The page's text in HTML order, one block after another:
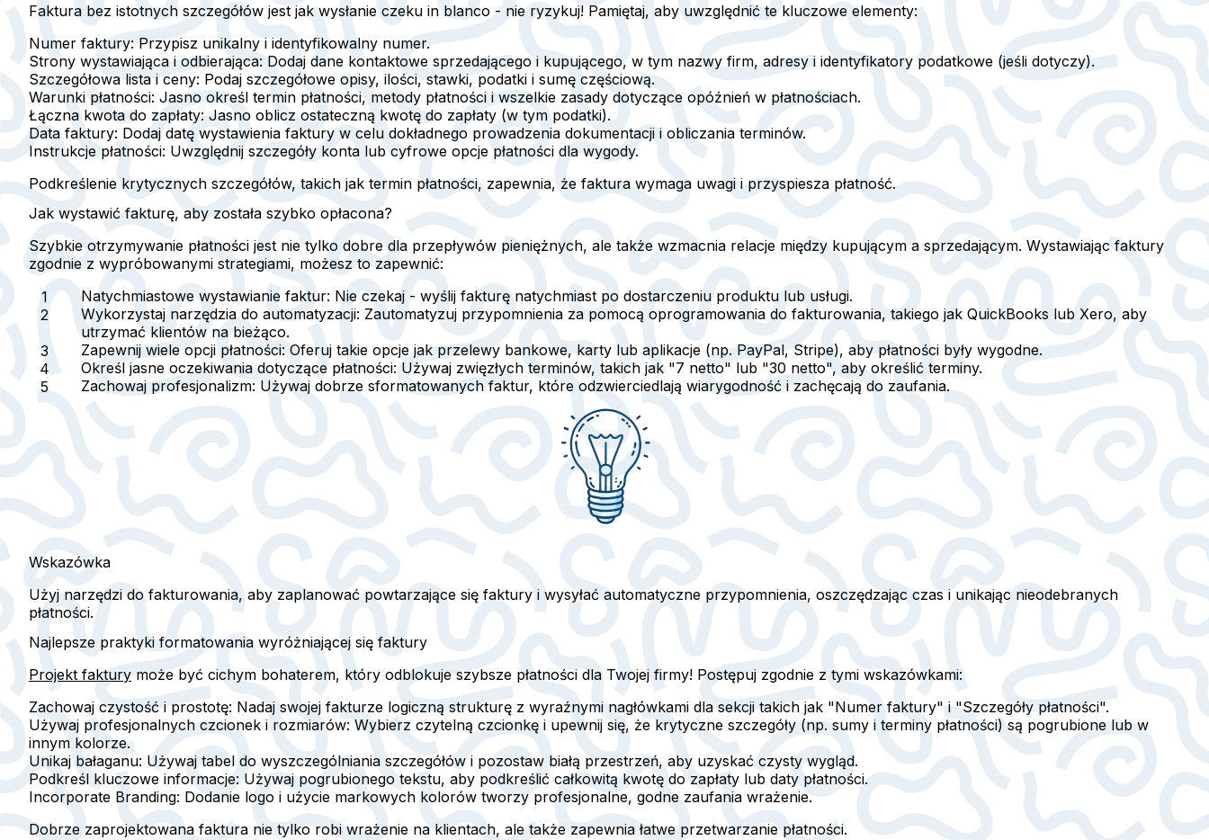
Faktura bez istotnych szczegółów jest jak wysłanie czeku in blanco - nie ryzykuj! Pamiętaj, aby uwzględnić te kluczowe elementy:
Numer faktury: Przypisz unikalny i identyfikowalny numer.
Strony wystawiająca i odbierająca: Dodaj dane kontaktowe sprzedającego i kupującego, w tym nazwy firm, adresy i identyfikatory podatkowe (jeśli dotyczy).
Szczegółowa lista i ceny: Podaj szczegółowe opisy, ilości, stawki, podatki i sumę częściową.
Warunki płatności: Jasno określ termin płatności, metody płatności i wszelkie zasady dotyczące opóźnień w płatnościach.
Łączna kwota do zapłaty: Jasno oblicz ostateczną kwotę do zapłaty (w tym podatki).
Data faktury: Dodaj datę wystawienia faktury w celu dokładnego prowadzenia dokumentacji i obliczania terminów.
Instrukcje płatności: Uwzględnij szczegóły konta lub cyfrowe opcje płatności dla wygody.
Podkreślenie krytycznych szczegółów, takich jak termin płatności, zapewnia, że faktura wymaga uwagi i przyspiesza płatność.
Jak wystawić fakturę, aby została szybko opłacona?
Szybkie otrzymywanie płatności jest nie tylko dobre dla przepływów pieniężnych, ale także wzmacnia relacje między kupującym a sprzedającym. Wystawiając faktury
zgodnie z wypróbowanymi strategiami, możesz to zapewnić:
Natychmiastowe wystawianie faktur: Nie czekaj - wyślij fakturę natychmiast po dostarczeniu produktu lub usługi.
Wykorzystaj narzędzia do automatyzacji: Zautomatyzuj przypomnienia za pomocą oprogramowania do fakturowania, takiego jak QuickBooks lub Xero, aby
utrzymać klientów na bieżąco.
Zapewnij wiele opcji płatności: Oferuj takie opcje jak przelewy bankowe, karty lub aplikacje (np. PayPal, Stripe), aby płatności były wygodne.
Określ jasne oczekiwania dotyczące płatności: Używaj zwięzłych terminów, takich jak "7 netto" lub "30 netto", aby określić terminy.
Zachowaj profesjonalizm: Używaj dobrze sformatowanych faktur, które odzwierciedlają wiarygodność i zachęcają do zaufania.
Wskazówka
Użyj narzędzi do fakturowania, aby zaplanować powtarzające się faktury i wysyłać automatyczne przypomnienia, oszczędzając czas i unikając nieodebranych
płatności.
Najlepsze praktyki formatowania wyróżniającej się faktury
Projekt faktury może być cichym bohaterem, który odblokuje szybsze płatności dla Twojej firmy! Postępuj zgodnie z tymi wskazówkami:
Zachowaj czystość i prostotę: Nadaj swojej fakturze logiczną strukturę z wyraźnymi nagłówkami dla sekcji takich jak "Numer faktury" i "Szczegóły płatności".
Używaj profesjonalnych czcionek i rozmiarów: Wybierz czytelną czcionkę i upewnij się, że krytyczne szczegóły (np. sumy i terminy płatności) są pogrubione lub w
innym kolorze.
Unikaj bałaganu: Używaj tabel do wyszczególniania szczegółów i pozostaw białą przestrzeń, aby uzyskać czysty wygląd.
Podkreśl kluczowe informacje: Używaj pogrubionego tekstu, aby podkreślić całkowitą kwotę do zapłaty lub daty płatności.
Incorporate Branding: Dodanie logo i użycie markowych kolorów tworzy profesjonalne, godne zaufania wrażenie.
Dobrze zaprojektowana faktura nie tylko robi wrażenie na klientach, ale także zapewnia łatwe przetwarzanie płatności.